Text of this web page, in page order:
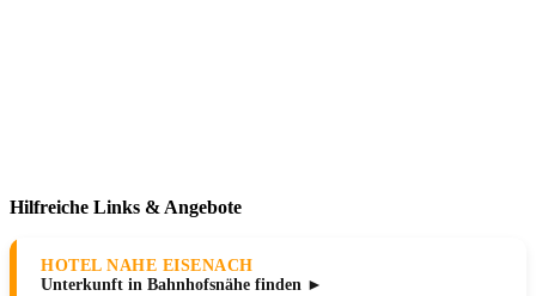
Hilfreiche Links & Angebote
HOTEL NAHE EISENACH
Unterkunft in Bahnhofsnähe finden ►